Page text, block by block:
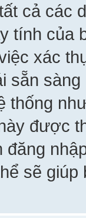
cả các
tính của
xác
sẵn
thống
được
đăng
sẽ